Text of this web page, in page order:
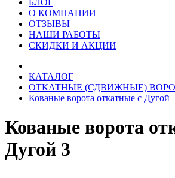
БЛОГ
О КОМПАНИИ
ОТЗЫВЫ
НАШИ РАБОТЫ
СКИДКИ И АКЦИИ
КАТАЛОГ
ОТКАТНЫЕ (СДВИЖНЫЕ)
Кованые ворота откатные с Дугой
Кованые ворота
Дугой 3